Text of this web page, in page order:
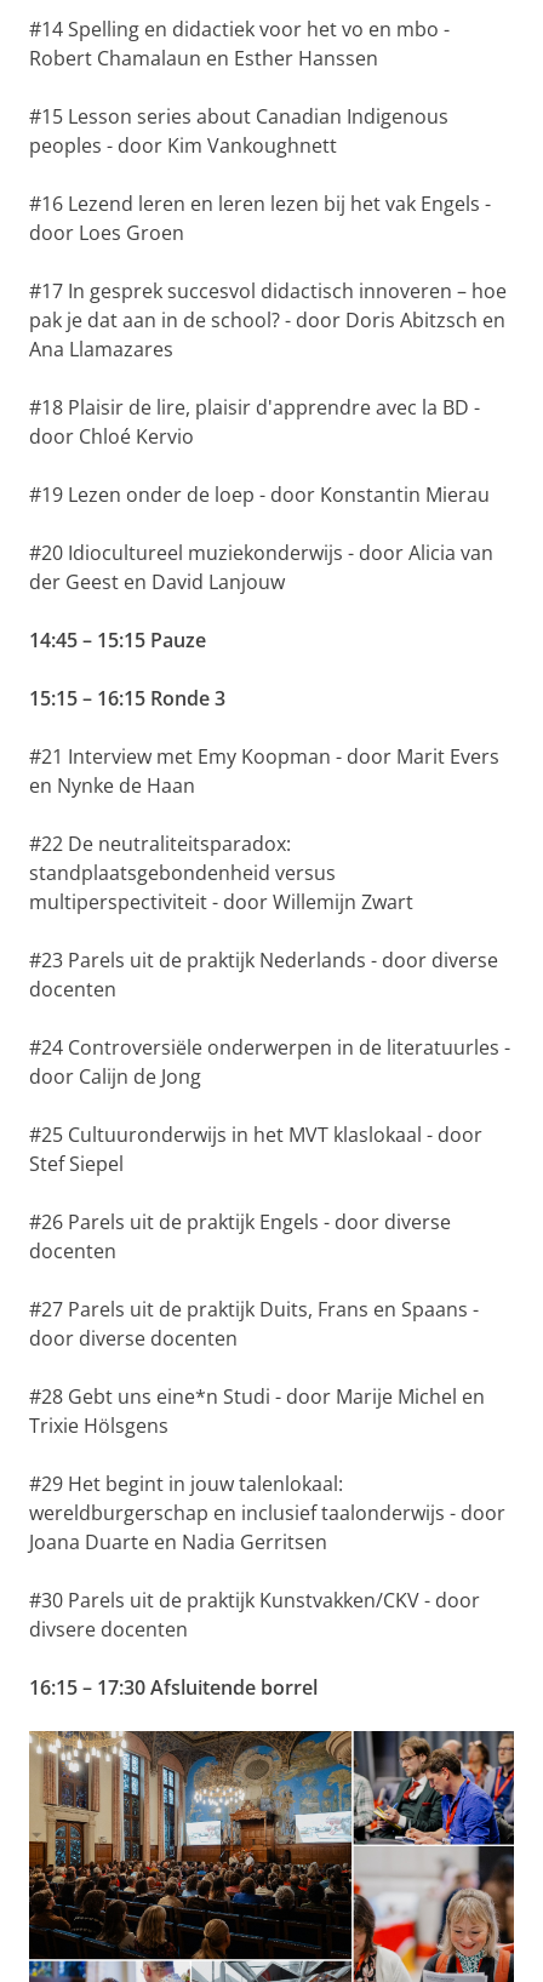
#14 Spelling en didactiek voor het vo en mbo -
Robert Chamalaun en Esther Hanssen
#15 Lesson series about Canadian Indigenous
peoples - door Kim Vankoughnett
#16 Lezend leren en leren lezen bij het vak Engels -
door Loes Groen
#17 In gesprek succesvol didactisch innoveren – hoe
pak je dat aan in de school? - door Doris Abitzsch en
Ana Llamazares
#18 Plaisir de lire, plaisir d'apprendre avec la BD -
door Chloé Kervio
#19 Lezen onder de loep - door Konstantin Mierau
#20 Idiocultureel muziekonderwijs - door Alicia van
der Geest en David Lanjouw
14:45 – 15:15 Pauze
15:15 – 16:15 Ronde 3
#21 Interview met Emy Koopman - door Marit Evers
en Nynke de Haan
#22 De neutraliteitsparadox:
standplaatsgebondenheid versus
multiperspectiviteit - door Willemijn Zwart
#23 Parels uit de praktijk Nederlands - door diverse
docenten
#24 Controversiële onderwerpen in de literatuurles -
door Calijn de Jong
#25 Cultuuronderwijs in het MVT klaslokaal - door
Stef Siepel
#26 Parels uit de praktijk Engels - door diverse
docenten
#27 Parels uit de praktijk Duits, Frans en Spaans -
door diverse docenten
#28 Gebt uns eine*n Studi - door Marije Michel en
Trixie Hölsgens
#29 Het begint in jouw talenlokaal:
wereldburgerschap en inclusief taalonderwijs - door
Joana Duarte en Nadia Gerritsen
#30 Parels uit de praktijk Kunstvakken/CKV - door
divsere docenten
16:15 – 17:30 Afsluitende borrel